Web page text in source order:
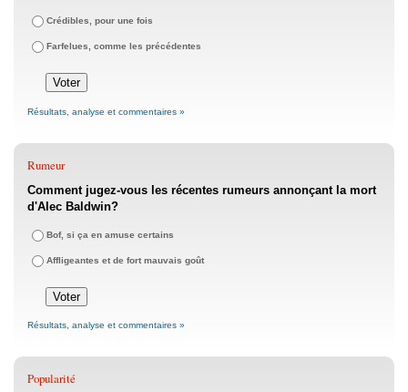
Crédibles, pour une fois
Farfelues, comme les précédentes
Résultats, analyse et commentaires »
Rumeur
Comment jugez-vous les récentes rumeurs annonçant la mort
d'Alec Baldwin?
Bof, si ça en amuse certains
Affligeantes et de fort mauvais goût
Résultats, analyse et commentaires »
Popularité